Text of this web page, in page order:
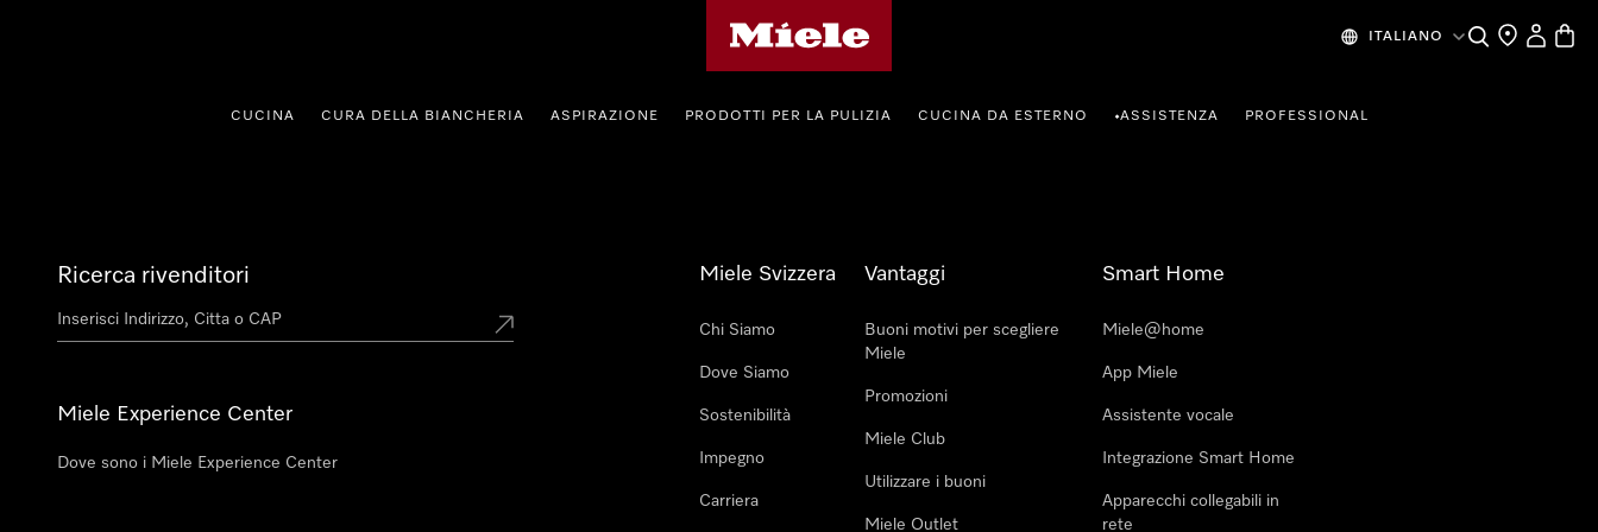
ITALIANO CercaRicerca
Il mio
CUCINA CURA DELLA BIANCHERIA ASPIRAZIONE PRODOTTI PER LA PULIZIA CUCINA DA ESTERNO •ASSISTENZA PROFESSIONAL
Ricerca rivenditori
Miele Experience Center
Dove sono i Miele Experience Center
Miele Svizzera
Chi Siamo
Dove Siamo
Sostenibilità
Impegno
Carriera
Vantaggi
Buoni motivi per scegliere
Miele
Promozioni
Miele Club
Utilizzare i buoni
Miele Outlet
Smart Home
Miele@home
App Miele
Assistente vocale
Integrazione Smart Home
Apparecchi collegabili in
rete